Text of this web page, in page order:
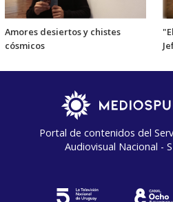
Amores desiertos y chistes
cósmicos
Portal de contenidos del
Audiovisual Nacional -